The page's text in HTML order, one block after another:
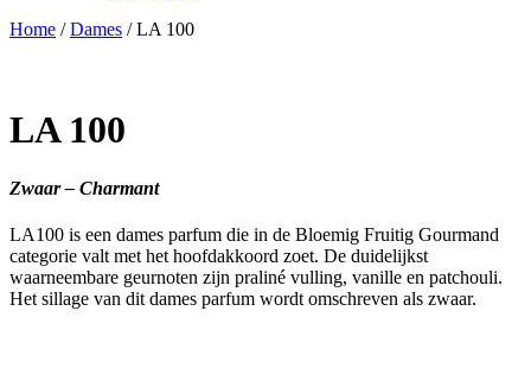
Home /Dames / LA 100
LA 100
Zwaar – Charmant
LA100 is een dames parfum die in de Bloemig Fruitig Gourmand
categorie valt met het hoofdakkoord zoet. De duidelijkst
waarneembare geurnoten zijn praliné vulling, vanille en patchouli.
Het sillage van dit dames parfum wordt omschreven als zwaar.